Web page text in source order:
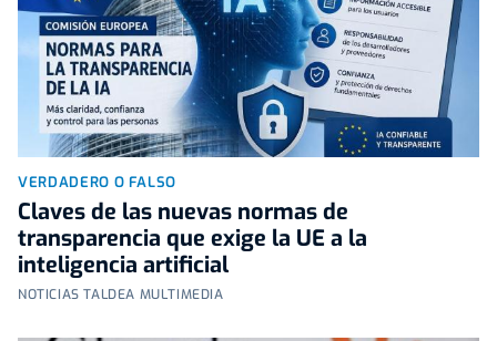
VERDADERO O FALSO
Claves de las nuevas normas de
transparencia que exige la UE a la
inteligencia artificial
NOTICIAS TALDEA MULTIMEDIA